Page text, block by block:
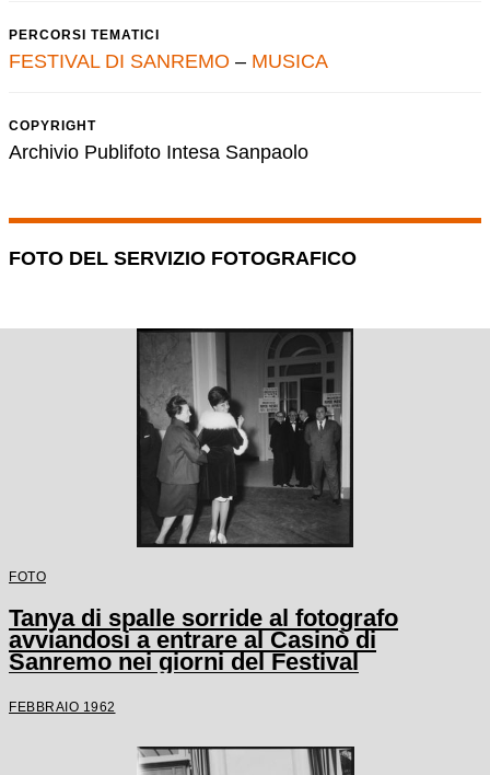
PERCORSI TEMATICI
FESTIVAL DI SANREMO – MUSICA
COPYRIGHT
Archivio Publifoto Intesa Sanpaolo
FOTO DEL SERVIZIO FOTOGRAFICO
FOTO
Tanya di spalle sorride al fotografo
avviandosi a entrare al Casinò di
Sanremo nei giorni del Festival
FEBBRAIO 1962